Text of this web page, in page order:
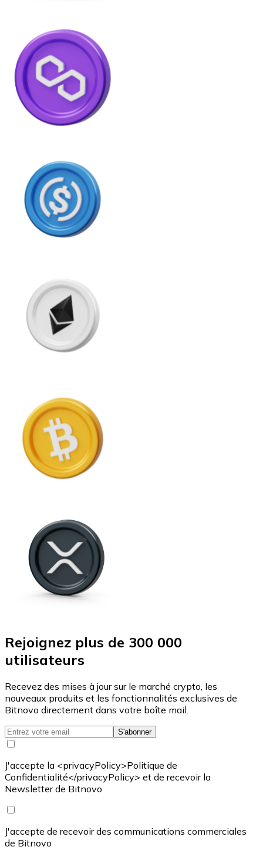
Rejoignez plus de 300 000
utilisateurs
Recevez des mises à jour sur le marché crypto, les
nouveaux produits et les fonctionnalités exclusives de
Bitnovo directement dans votre boîte mail.
S'abonner
J'accepte la <privacyPolicy>Politique de
Confidentialité</privacyPolicy> et de recevoir la
Newsletter de Bitnovo
J'accepte de recevoir des communications commerciales
de Bitnovo